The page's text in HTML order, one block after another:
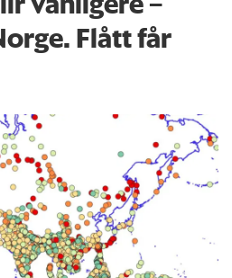
Flått får